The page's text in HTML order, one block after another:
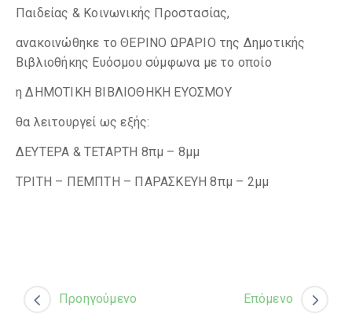
Παιδείας & Κοινωνικής Προστασίας,
ανακοινώθηκε το ΘΕΡΙΝΟ ΩΡΑΡΙΟ της Δημοτικής
Βιβλιοθήκης Ευόσμου σύμφωνα με το οποίο
η ΔΗΜΟΤΙΚΗ ΒΙΒΛΙΟΘΗΚΗ ΕΥΟΣΜΟΥ
θα λειτουργεί ως εξής:
ΔΕΥΤΕΡΑ & ΤΕΤΑΡΤΗ 8πμ – 8μμ
ΤΡΙΤΗ – ΠΕΜΠΤΗ – ΠΑΡΑΣΚΕΥΗ 8πμ – 2μμ
Προηγούμενο Επόμενο